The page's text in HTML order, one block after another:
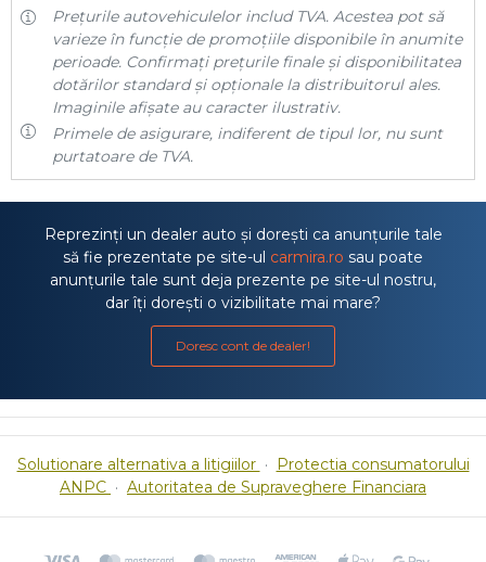
Prețurile autovehiculelor includ TVA. Acestea pot să
varieze în funcție de promoțiile disponibile în anumite
perioade. Confirmați prețurile finale și disponibilitatea
dotărilor standard și opționale la distribuitorul ales.
Imaginile afișate au caracter ilustrativ.
Primele de asigurare, indiferent de tipul lor, nu sunt
purtatoare de TVA.
Reprezinți un dealer auto și dorești ca anunțurile tale
să fie prezentate pe site-ul carmira.ro sau poate
anunțurile tale sunt deja prezente pe site-ul nostru,
dar îți dorești o vizibilitate mai mare?
Doresc cont de dealer!
Solutionare alternativa a litigiilor · Protectia consumatorului
ANPC · Autoritatea de Supraveghere Financiara